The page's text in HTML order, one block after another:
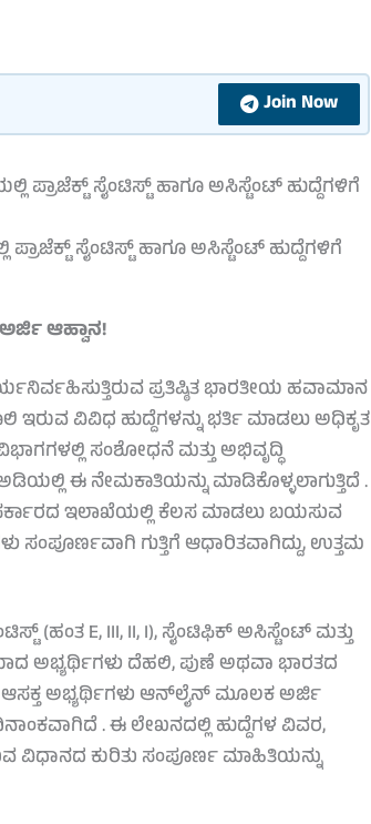
Join Now
ಸೈಂಟಿಸ್ಟ್ ಹಾಗೂ ಅಸಿಸ್ಟೆಂಟ್ ಹುದ್ದೆಗಳಿಗೆ
ಅರ್ಜಿ ಆಹ್ವಾನ!
ಪ್ರತಿಷ್ಠಿತ ಭಾರತೀಯ ಹವಾಮಾನ
ಇರುವ ವಿವಿಧ ಹುದ್ದೆಗಳನ್ನು ಭರ್ತಿ ಮಾಡಲು ಅಧಿಕೃತ
ಸಂಶೋಧನೆ ಮತ್ತು ಅಭಿವೃದ್ಧಿ
ಈ ನೇಮಕಾತಿಯನ್ನು ಮಾಡಿಕೊಳ್ಳಲಾಗುತ್ತಿದೆ .
ಸರ್ಕಾರದ ಇಲಾಖೆಯಲ್ಲಿ ಕೆಲಸ ಮಾಡಲು ಬಯಸುವ
ಸಂಪೂರ್ಣವಾಗಿ ಗುತ್ತಿಗೆ ಆಧಾರಿತವಾಗಿದ್ದು, ಉತ್ತಮ
(ಹಂತ E, III, II, I), ಸೈಂಟಿಫಿಕ್ ಅಸಿಸ್ಟೆಂಟ್ ಮತ್ತು
ಅಭ್ಯರ್ಥಿಗಳು ದೆಹಲಿ, ಪುಣೆ ಅಥವಾ ಭಾರತದ
ಆಸಕ್ತ ಅಭ್ಯರ್ಥಿಗಳು ಆನ್‌ಲೈನ್ ಮೂಲಕ ಅರ್ಜಿ
. ಈ ಲೇಖನದಲ್ಲಿ ಹುದ್ದೆಗಳ ವಿವರ,
ವಿಧಾನದ ಕುರಿತು ಸಂಪೂರ್ಣ ಮಾಹಿತಿಯನ್ನು